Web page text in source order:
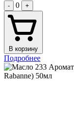
- 0 +
В корзину
Подробнее